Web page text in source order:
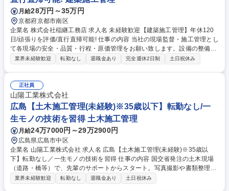
月給28万円～35万円
京都府京都市南区
企業名 株式会社稲継工務店 求人名 未経験歓迎【建築施工管理】年休120
日/頑張りを評価/直行直帰可能! 仕事の内容 当社の現場監督・施工管理とし
て各現場の安全・品質・行程・原価管理をお願い致します。設備の整備点
検・作業員への安全教育・作業員の健康管理・安全パトロールなどが主な
与で直行直帰も可能なため大変自由な働き方をしていただけます！ ■老舗
工務店である当社は、2021年4月より新体制となりました。これまで培っ
てきた技術や伝統は守りながら、新たな挑戦や事業拡大をともに楽しんで
くれる仲間を募集します！ 募集職種 未経験歓迎【建築施工管理】年休120
日/頑張りを評価/直行直帰可能!
業界未経験歓迎 転勤なし 退職金あり 完全週休2日制 土日祝休み
正社員
山陽工業株式会社
広島【土木施工管理(未経験)※35歳以下】転勤なし/一
生モノの技術を習得 土木施工管理
月給24万7000円～29万2900円
広島県広島市中区
企業名 山陽工業株式会社 求人名 広島【土木施工管理(未経験)※35歳以
下】転勤なし／一生モノの技術を習得 仕事の内容 国交省発注の土木現場
（道路・橋等）で、先輩のサポートからスタート。写真撮影や書類整理、
協力会社への連絡等を通じて、現場を動かす「施工管理」の基礎を学びま
業界未経験歓迎 転勤なし 退職金あり 土日祝休み